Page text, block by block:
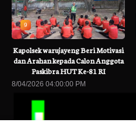
9
Kapolsek warujayeng Beri Motivasi
dan Arahan kepada Calon Anggota
Paskibra HUT Ke-81 RI
8/04/2026 04:00:00 PM